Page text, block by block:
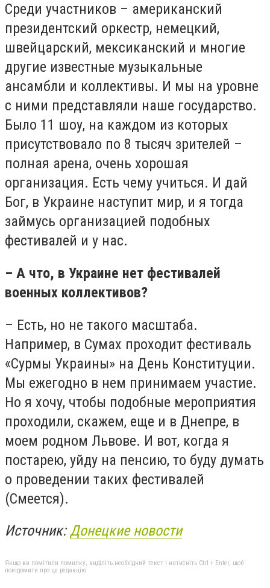
Среди участников – американский
президентский оркестр, немецкий,
швейцарский, мексиканский и многие
другие известные музыкальные
ансамбли и коллективы. И мы на уровне
с ними представляли наше государство.
Было 11 шоу, на каждом из которых
присутствовало по 8 тысяч зрителей –
полная арена, очень хорошая
организация. Есть чему учиться. И дай
Бог, в Украине наступит мир, и я тогда
займусь организацией подобных
фестивалей и у нас.
– А что, в Украине нет фестивалей
военных коллективов?
– Есть, но не такого масштаба.
Например, в Сумах проходит фестиваль
«Сурмы Украины» на День Конституции.
Мы ежегодно в нем принимаем участие.
Но я хочу, чтобы подобные мероприятия
проходили, скажем, еще и в Днепре, в
моем родном Львове. И вот, когда я
постарею, уйду на пенсию, то буду думать
о проведении таких фестивалей
(Смеется).
Источник:Донецкие новости
Якщо ви помітили помилку, виділіть необхідний текст і натисніть Ctrl + Enter, щоб
повідомити про це редакцію